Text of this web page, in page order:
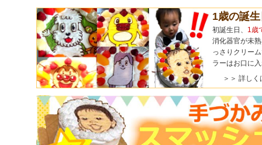
1歳の誕
初誕生日、 1歳
消化器官が未
っさりクリー
ラーはお口に
＞＞ 詳しく